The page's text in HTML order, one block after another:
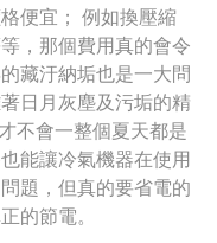
便宜； 例如換壓縮
，那個費用真的會令
藏汙納垢也是一大問
日月灰塵及污垢的精
不會一整個夏天都是
能讓冷氣機器在使用
題，但真的要省電的
的節電。